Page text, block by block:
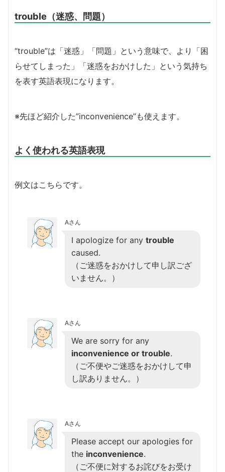
trouble（迷惑、問題）
“trouble”は「迷惑」「問題」という意味で、より「困
らせてしまった」「迷惑をおかけした」という気持ち
を表す英語表現になります。
※先ほど紹介した”inconvenience”も使えます。
よく使われる英語表現
例文はこちらです。
Aさん
I apologize for any trouble
caused.
（ご迷惑をおかけして申し訳ござ
いません。）
Aさん
We are sorry for any
inconvenience or trouble.
（ご不便やご迷惑をおかけして申
し訳ありません。）
Aさん
Please accept our apologies for
the inconvenience.
（ご不便に対するお詫びをお受け